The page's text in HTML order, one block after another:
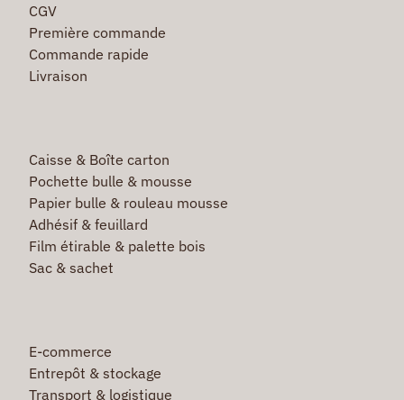
CGV
Première commande
Commande rapide
Livraison
Caisse & Boîte carton
Pochette bulle & mousse
Papier bulle & rouleau mousse
Adhésif & feuillard
Film étirable & palette bois
Sac & sachet
E-commerce
Entrepôt & stockage
Transport & logistique